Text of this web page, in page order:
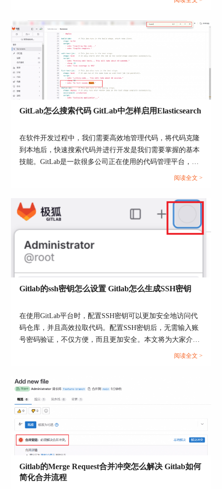
图2：查看ip
三、gitlab怎么安全下载代码
代码被篡改，还能确保数据的完整性。
使用 HTTPS 下载代码：GitLab允许通过HTTPS或
者SSH下载代码。对于大多数人来说，HTTPS是最
简单也最安全的选择。你只需要在项目的页面上找
到“Clone”按钮，选择HTTPS链接，复制到本地，
之后使用 git clone 命令就能把代码下载到你的电脑
使用 SSH 密钥下载代码：如果你追求更高的安全
性，那就可以选择用SSH密钥来下载代码。首先你
需要在本地生成一个SSH密钥，然后把公钥添加到
GitLab账户的SSH密钥设置里。这样你就可以通过
SSH连接到GitLab，使用 git clone 命令安全地下载
直接下载 ZIP 或 TAR 包：不喜欢命令行?没问题，
GitLab还提供了直接下载打包好的代码方式。在项
目的代码页面里，你会看到“Download ZIP”或
者“Download TAR”的按钮，点击一下GitLab就会把
项目代码打包好，让你可以直接下载。
不管是用HTTPS、SSH，还是直接下载压缩包，这
些方法都能确保你的代码下载过程安全无误。
容。...
GitLab怎么搜索代码 GitLab中怎样启用Elasticsearch
在软件开发过程中，我们需要高效地管理代码，将代码克隆
到本地后，快速搜索代码并进行开发是我们需要掌握的基本
技能。GitLab是一款很多公司正在使用的代码管理平台，我
们在使用GitLab时，怎么搜索代码呢？如果要快速搜索，怎
阅读全文 >
Gitlab的ssh密钥怎么设置 Gitlab怎么生成SSH密钥
在使用GitLab平台时，配置SSH密钥可以更加安全地访问代
码仓库，并且高效拉取代码。配置SSH密钥后，无需输入账
号密码验证，不仅方便，而且更加安全。本文将为大家介绍
Gitlab的ssh密钥怎么设置，Gitlab怎么生成SSH密钥的相关内
阅读全文 >
Gitlab的Merge Request合并冲突怎么解决 Gitlab如何
简化合并流程